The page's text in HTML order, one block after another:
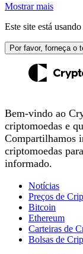
Mostrar mais
Este site está
Por favor, forneça o
Bem-vindo ao
criptomoedas e
Compartilhamos
criptomoedas
informado.
Notícias
Preços de
Bitcoin
Ethereum
Carteiras de
Bolsas de